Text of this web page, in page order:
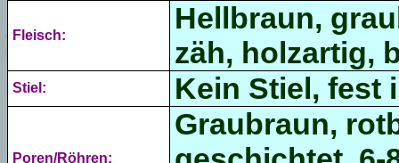
Fleisch:
Hellbraun,
zäh, holzartig,
Stiel: Kein Stiel, fest
Poren/Röhren:
Graubraun,